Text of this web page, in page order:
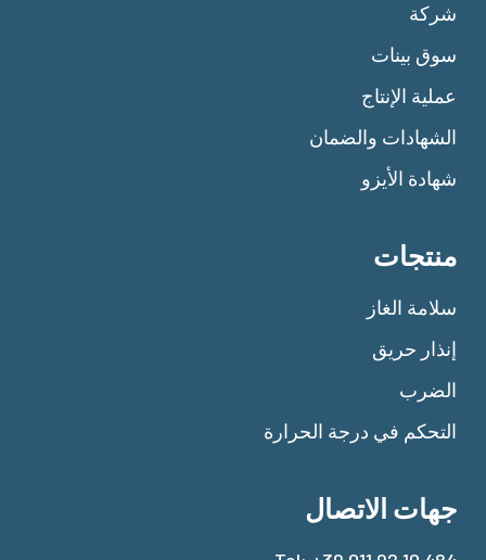
شركة
سوق بينات
عملية الإنتاج
الشهادات والضمان
شهادة الأيزو
منتجات
سلامة الغاز
إنذار حريق
الضرب
التحكم في درجة الحرارة
جهات الاتصال